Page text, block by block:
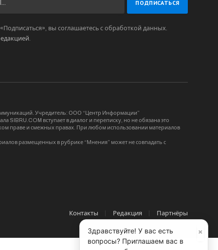
вы соглашаетесь с обработкой данных.
Учредитель: ООО “Центр Информации”
SIBRU.COM вступает в диалог и переписку, но не обязана это
праве и смежных правах. При любом использовании материалов
размещенных в рубрике “Мнения” может не совпадать с
Контакты Редакция Партнёры
×
Здравствуйте! У вас есть
вопросы? Приглашаем вас в